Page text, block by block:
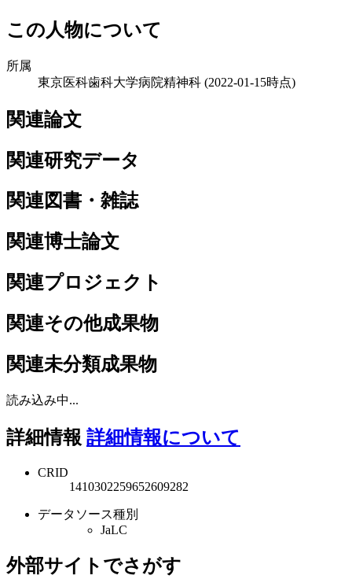
この人物について
所属
東京医科歯科大学病院精神科 (2022-01-15時点)
関連論文
関連研究データ
関連図書・雑誌
関連博士論文
関連プロジェクト
関連その他成果物
関連未分類成果物
読み込み中...
詳細情報 詳細情報について
CRID
1410302259652609282
データソース種別
JaLC
外部サイトでさがす